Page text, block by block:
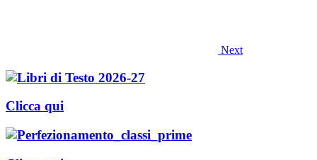
Next
Clicca qui